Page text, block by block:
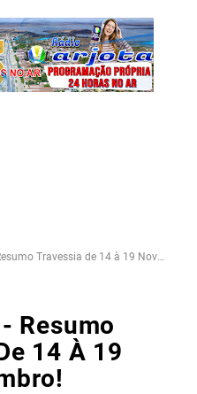
Travessia de 14 à 19 Novembro!
Resumo
14 À 19